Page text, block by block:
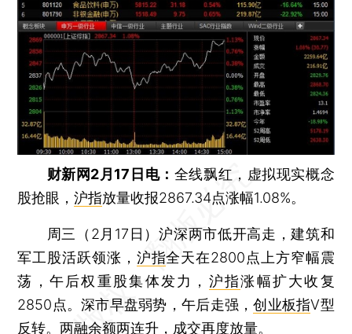
财新网2月17日电： 全线飘红，虚拟现实概念
股抢眼，沪指放量收报2867.34点涨幅1.08%。
周三（2月17日）沪深两市低开高走，建筑和
军工股活跃领涨， 沪指全天在2800点上方窄幅震
荡，午后权重股集体发力， 沪指涨幅扩大收复
2850点。深市早盘弱势，午后走强，创业板指V型
反转。两融余额两连升，成交再度放量。